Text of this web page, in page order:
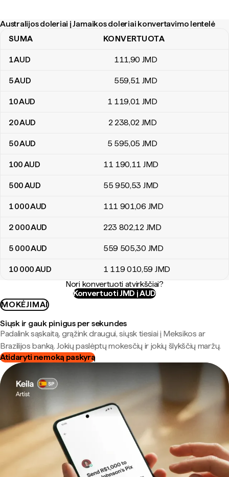
Australijos doleriai į Jamaikos doleriai konvertavimo lentelė
Australijos doleriai į Jamaikos doleriai konvertavimo lentelė
SUMA KONVERTUOTA
1AUD 111,90 JMD
5AUD 559,51 JMD
10AUD 1 119,01 JMD
20AUD 2 238,02 JMD
50AUD 5 595,05 JMD
100AUD 11 190,11 JMD
500AUD 55 950,53 JMD
1 000AUD 111 901,06 JMD
2 000AUD 223 802,12 JMD
5 000AUD 559 505,30 JMD
10 000AUD 1 119 010,59 JMD
Nori konvertuoti atvirkščiai?
Konvertuoti JMD į AUD
MOKĖJIMAI
Siųsk ir gauk pinigus per sekundes
Padalink sąskaitą, grąžink draugui, siųsk tiesiai į Meksikos ar
Brazilijos banką. Jokių paslėptų mokesčių ir jokių šlykščių maržų.
Atidaryti nemoką paskyrą